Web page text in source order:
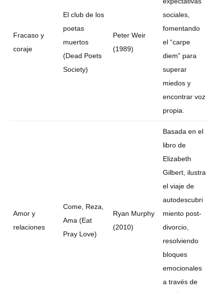
Fracaso y
coraje
El club de los
poetas
muertos
(Dead Poets
Society)
Peter Weir
(1989)
sociales,
fomentando
el “carpe
diem” para
superar
miedos y
encontrar voz
propia.
Amor y
relaciones
Come, Reza,
Ama (Eat
Pray Love)
Ryan Murphy
(2010)
Basada en el
libro de
Elizabeth
Gilbert, ilustra
el viaje de
autodescubri
miento post-
divorcio,
resolviendo
bloques
emocionales
a través de